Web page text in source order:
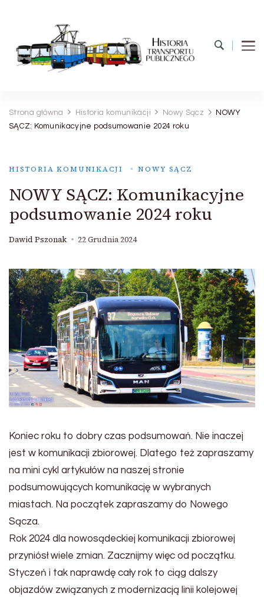
Strona główna Historia komunikacji Nowy Sącz
NOWY
SĄCZ: Komunikacyjne podsumowanie 2024 roku
HISTORIA KOMUNIKACJI NOWY SĄCZ
NOWY SĄCZ: Komunikacyjne
podsumowanie 2024 roku
Dawid Pszonak 22 Grudnia 2024
Koniec roku to dobry czas podsumowań. Nie inaczej
jest w komunikacji zbiorowej. Dlatego też zapraszamy
na mini cykl artykułów na naszej stronie
podsumowujących komunikację w wybranych
miastach. Na początek zapraszamy do Nowego
Sącza.
Rok 2024 dla nowosądeckiej komunikacji zbiorowej
przyniósł wiele zmian. Zacznijmy więc od początku.
Styczeń i tak naprawdę cały rok to ciąg dalszy
objazdów związanych z modernizacją linii kolejowej